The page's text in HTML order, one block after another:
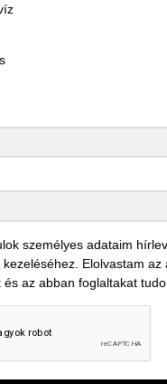
személyes adataim
Elolvastam az
és az abban foglaltakat